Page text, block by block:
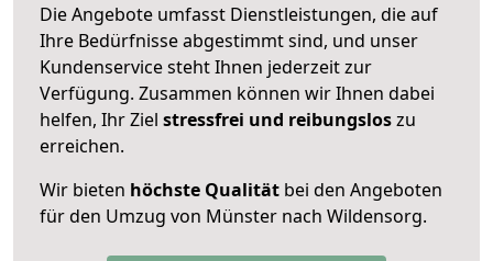
Die Angebote umfasst Dienstleistungen, die auf
Ihre Bedürfnisse abgestimmt sind, und unser
Kundenservice steht Ihnen jederzeit zur
Verfügung. Zusammen können wir Ihnen dabei
helfen, Ihr Ziel stressfrei und reibungsloszu
erreichen.
Wir bieten höchste Qualität bei den Angeboten
für den Umzug von Münster nach Wildensorg.